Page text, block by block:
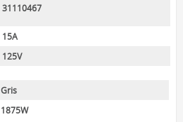
31110467
15A
125V
Gris
1875W